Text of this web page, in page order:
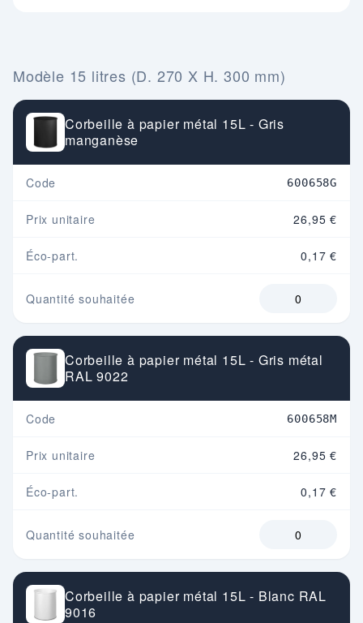
Modèle 15 litres (D. 270 X H. 300 mm)
Corbeille à papier métal 15L - Gris
manganèse
Code 600658G
Prix unitaire 26,95 €
Éco-part. 0,17 €
Quantité souhaitée
Corbeille à papier métal 15L - Gris métal
RAL 9022
Code 600658M
Prix unitaire 26,95 €
Éco-part. 0,17 €
Quantité souhaitée
Corbeille à papier métal 15L - Blanc RAL
9016